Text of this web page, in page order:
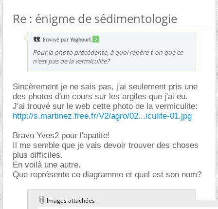
Re : énigme de sédimentologie
Envoyé par Yoghourt
Pour la photo précédente, à quoi repère-t-on que ce
n'est pas de la vermiculite?
Sincèrement je ne sais pas, j'ai seulement pris une
des photos d'un cours sur les argiles que j'ai eu.
J'ai trouvé sur le web cette photo de la vermiculite:
http://s.martinez.free.fr/V2/agro/02...iculite-01.jpg
Bravo Yves2 pour l'apatite!
Il me semble que je vais devoir trouver des choses
plus difficiles.
En voilà une autre.
Que représente ce diagramme et quel est son nom?
Images attachées